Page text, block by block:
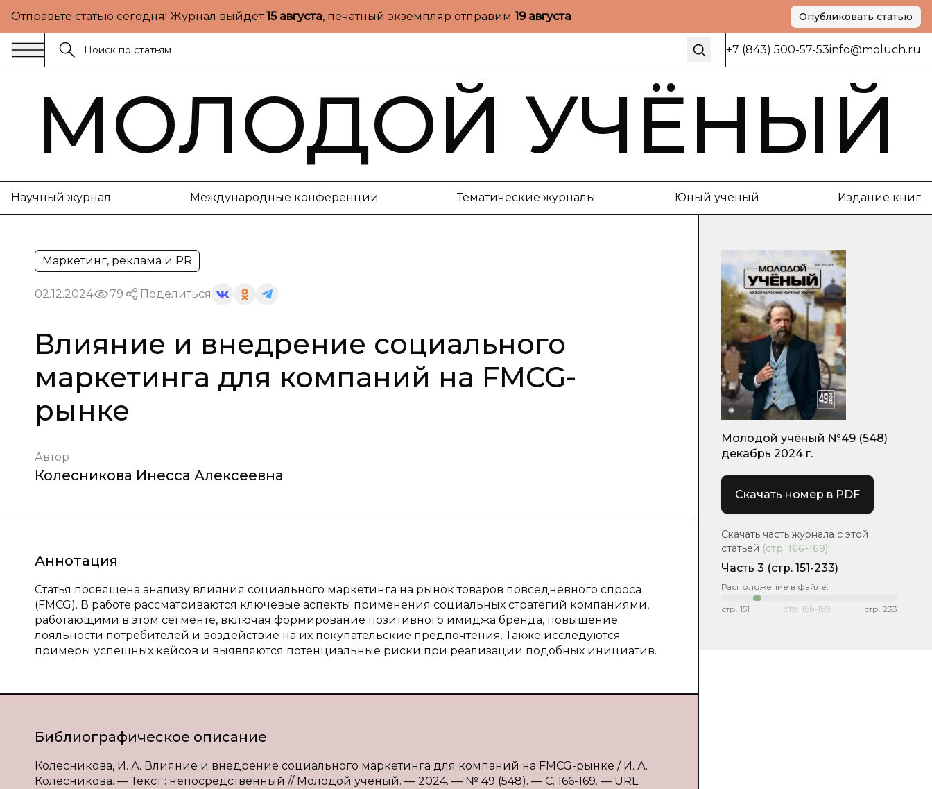
Отправьте статью сегодня! Журнал выйдет15 августа, печатный экземпляр отправим 19 августа Опубликовать статью
+7 (843) 500-57-53info@moluch.ru
МОЛОДОЙ УЧЁНЫЙ
Научный журнал Международные конференции Тематические журналы Юный ученый Издание книг
Маркетинг, реклама и PR
02.12.2024 79 Поделиться
Влияние и внедрение социального
маркетинга для компаний на FMCG-
рынке
Автор
Колесникова Инесса Алексеевна
Аннотация
Статья посвящена анализу влияния социального маркетинга на рынок товаров повседневного спроса
(FMCG). В работе рассматриваются ключевые аспекты применения социальных стратегий компаниями,
работающими в этом сегменте, включая формирование позитивного имиджа бренда, повышение
лояльности потребителей и воздействие на их покупательские предпочтения. Также исследуются
примеры успешных кейсов и выявляются потенциальные риски при реализации подобных инициатив.
Библиографическое описание
Колесникова, И. А. Влияние и внедрение социального маркетинга для компаний на FMCG-рынке / И. А.
Колесникова. — Текст : непосредственный // Молодой ученый. — 2024. — № 49 (548). — С. 166-169. — URL:
Молодой учёный №49 (548)
декабрь 2024 г.
Скачать номер в PDF
Скачать часть журнала с этой
статьей (стр. 166-169):
Часть 3 (стр. 151-233)
Расположение в файле:
стр. 151 стр. 166-169 стр. 233